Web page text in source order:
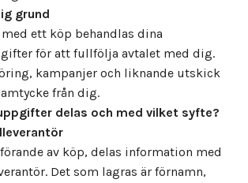
grund
ett köp behandlas dina
för att fullfölja avtalet med dig.
kampanjer och liknande utskick
från dig.
delas och med vilket syfte?
av köp, delas information med
Det som lagras är förnamn,